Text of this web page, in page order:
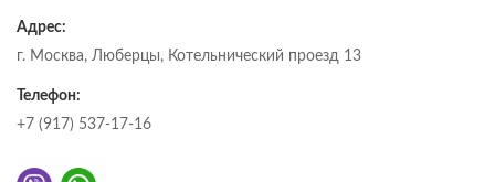
Адрес:
г. Москва, Люберцы, Котельнический проезд 13
Телефон:
+7 (917) 537-17-16